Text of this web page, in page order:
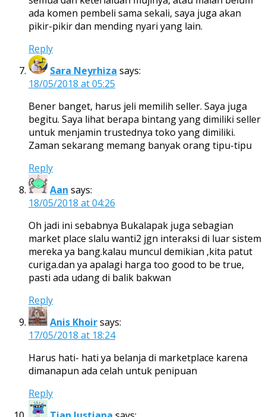
ada komen pembeli sama sekali, saya juga akan
pikir-pikir dan mending nyari yang lain.
Reply
Sara Neyrhiza says:
18/05/2018 at 05:25
Bener banget, harus jeli memilih seller. Saya juga
begitu. Saya lihat berapa bintang yang dimiliki seller
untuk menjamin trustednya toko yang dimiliki.
Zaman sekarang memang banyak orang tipu-tipu
Reply
Aan says:
18/05/2018 at 04:26
Oh jadi ini sebabnya Bukalapak juga sebagian
market place slalu wanti2 jgn interaksi di luar sistem
mereka ya bang.kalau muncul demikian ,kita patut
curiga.dan ya apalagi harga too good to be true,
pasti ada udang di balik bakwan
Reply
Anis Khoirsays:
17/05/2018 at 18:24
Harus hati- hati ya belanja di marketplace karena
dimanapun ada celah untuk penipuan
Reply